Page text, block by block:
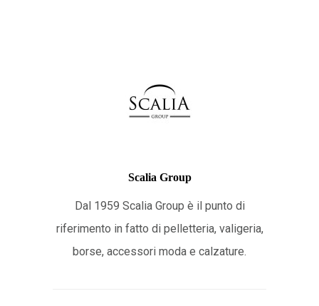
Scalia Group
Dal 1959 Scalia Group è il punto di
riferimento in fatto di pelletteria, valigeria,
borse, accessori moda e calzature.